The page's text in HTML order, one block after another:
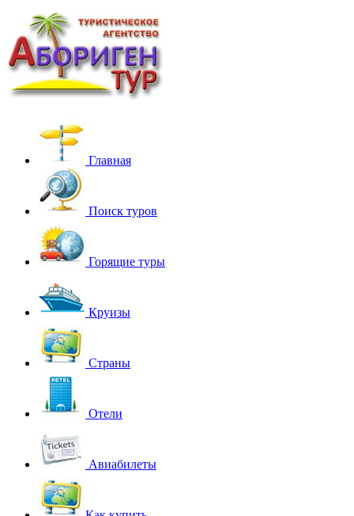
Главная
Поиск туров
Горящие туры
Круизы
Страны
Отели
Авиабилеты